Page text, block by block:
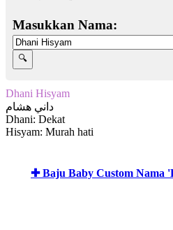
Masukkan Nama:
Dhani Hisyam
داني هشام
Dhani: Dekat
Hisyam: Murah hati
✚ Baju Baby Custom Nama